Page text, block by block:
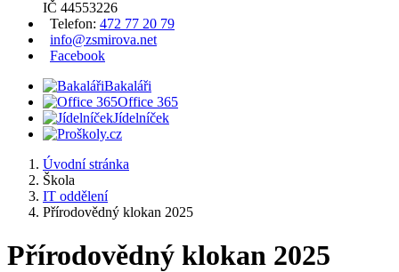
IČ 44553226
Telefon: 472 77 20 79
info@zsmirova.net
Facebook
Bakaláři
Office 365
Jídelníček
Úvodní stránka
Škola
IT oddělení
Přírodovědný klokan 2025
Přírodovědný klokan 2025